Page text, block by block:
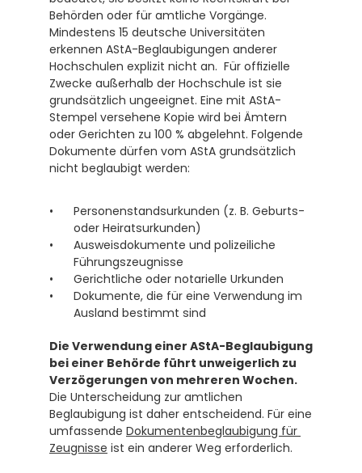
Behörden oder für amtliche Vorgänge.
Mindestens 15 deutsche Universitäten
erkennen AStA-Beglaubigungen anderer
Hochschulen explizit nicht an.  Für offizielle
Zwecke außerhalb der Hochschule ist sie
grundsätzlich ungeeignet. Eine mit AStA-
Stempel versehene Kopie wird bei Ämtern
oder Gerichten zu 100 % abgelehnt. Folgende
Dokumente dürfen vom AStA grundsätzlich
nicht beglaubigt werden:
Personenstandsurkunden (z. B. Geburts-
oder Heiratsurkunden)
Ausweisdokumente und polizeiliche
Führungszeugnisse
Gerichtliche oder notarielle Urkunden
Dokumente, die für eine Verwendung im
Ausland bestimmt sind
Die Verwendung einer AStA-Beglaubigung
bei einer Behörde führt unweigerlich zu
Verzögerungen von mehreren Wochen.
Die Unterscheidung zur amtlichen
Beglaubigung ist daher entscheidend. Für eine
umfassende Dokumentenbeglaubigung für
Zeugnisse ist ein anderer Weg erforderlich.